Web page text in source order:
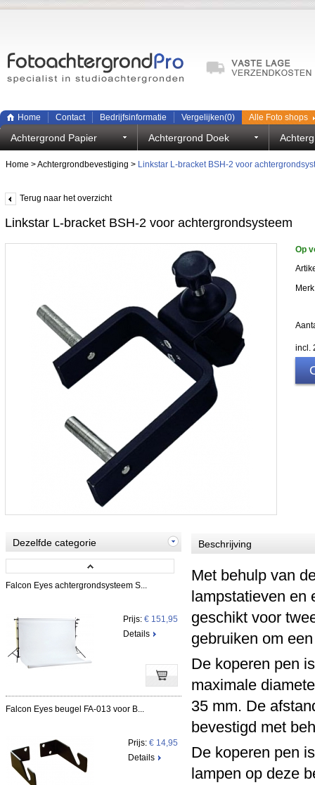
Home Contact Bedrijfsinformatie Vergelijken(0) Alle Foto shops
Achtergrond Papier Achtergrond Doek
Home >Achtergrondbevestiging > Linkstar L-bracket BSH-2 voor
Terug naar het overzicht
Linkstar L-bracket BSH-2 voor achtergrondsysteem
Op
incl.
Dezelfde categorie
Falcon Eyes achtergrondsysteem S...
Prijs: € 151,95
Details
Falcon Eyes beugel FA-013 voor B...
Prijs: € 14,95
Details
Beschrijving
Met behulp van
lampstatieven en
geschikt voor
gebruiken om
De koperen pen
maximale
35 mm. De
bevestigd met
De koperen pen
lampen op deze